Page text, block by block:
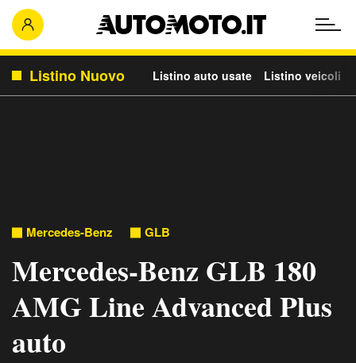
Listino Nuovo Listino auto usate Listino veicoli
Mercedes-Benz GLB
Mercedes-Benz GLB 180
AMG Line Advanced Plus
auto